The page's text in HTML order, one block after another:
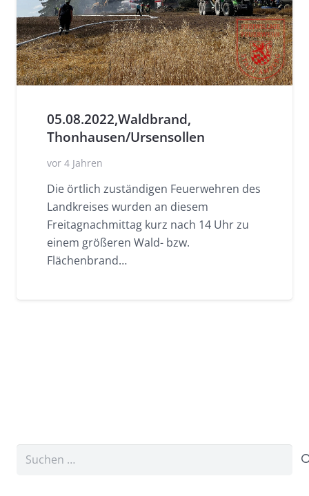
05.08.2022,Waldbrand,
Thonhausen/Ursensollen
vor 4 Jahren
Die örtlich zuständigen Feuerwehren des
Landkreises wurden an diesem
Freitagnachmittag kurz nach 14 Uhr zu
einem größeren Wald- bzw.
Flächenbrand…
Suchen